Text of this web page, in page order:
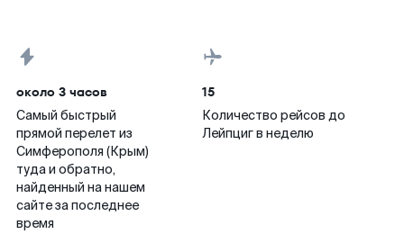
около 3 часов
Самый быстрый
прямой перелет из
Симферополя (Крым)
туда и обратно,
найденный на нашем
сайте за последнее
время
15
Количество рейсов до
Лейпциг в неделю